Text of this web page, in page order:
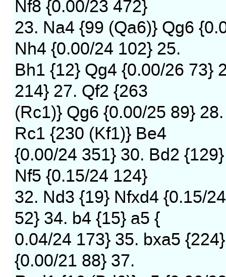
Nf8 {0.00/23 472}
23. Na4 {99 (Qa6)} Qg6
Nh4 {0.00/24 102} 25.
Bh1 {12} Qg4 {0.00/26 73}
214} 27. Qf2 {263
(Rc1)} Qg6 {0.00/25 89}
Rc1 {230 (Kf1)} Be4
{0.00/24 351} 30. Bd2
Nf5 {0.15/24 124}
32. Nd3 {19} Nfxd4 {0.15/
52} 34. b4 {15} a5 {
0.04/24 173} 35. bxa5
{0.00/21 88} 37.